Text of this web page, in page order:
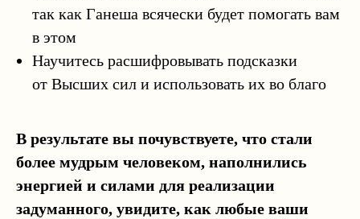
так как Ганеша всячески будет помогать вам
в этом
Научитесь расшифровывать подсказки
от Высших сил и использовать их во благо
В результате вы почувствуете, что стали
более мудрым человеком, наполнились
энергией и силами для реализации
задуманного, увидите, как любые ваши